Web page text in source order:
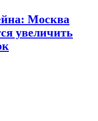
Москва
увеличить